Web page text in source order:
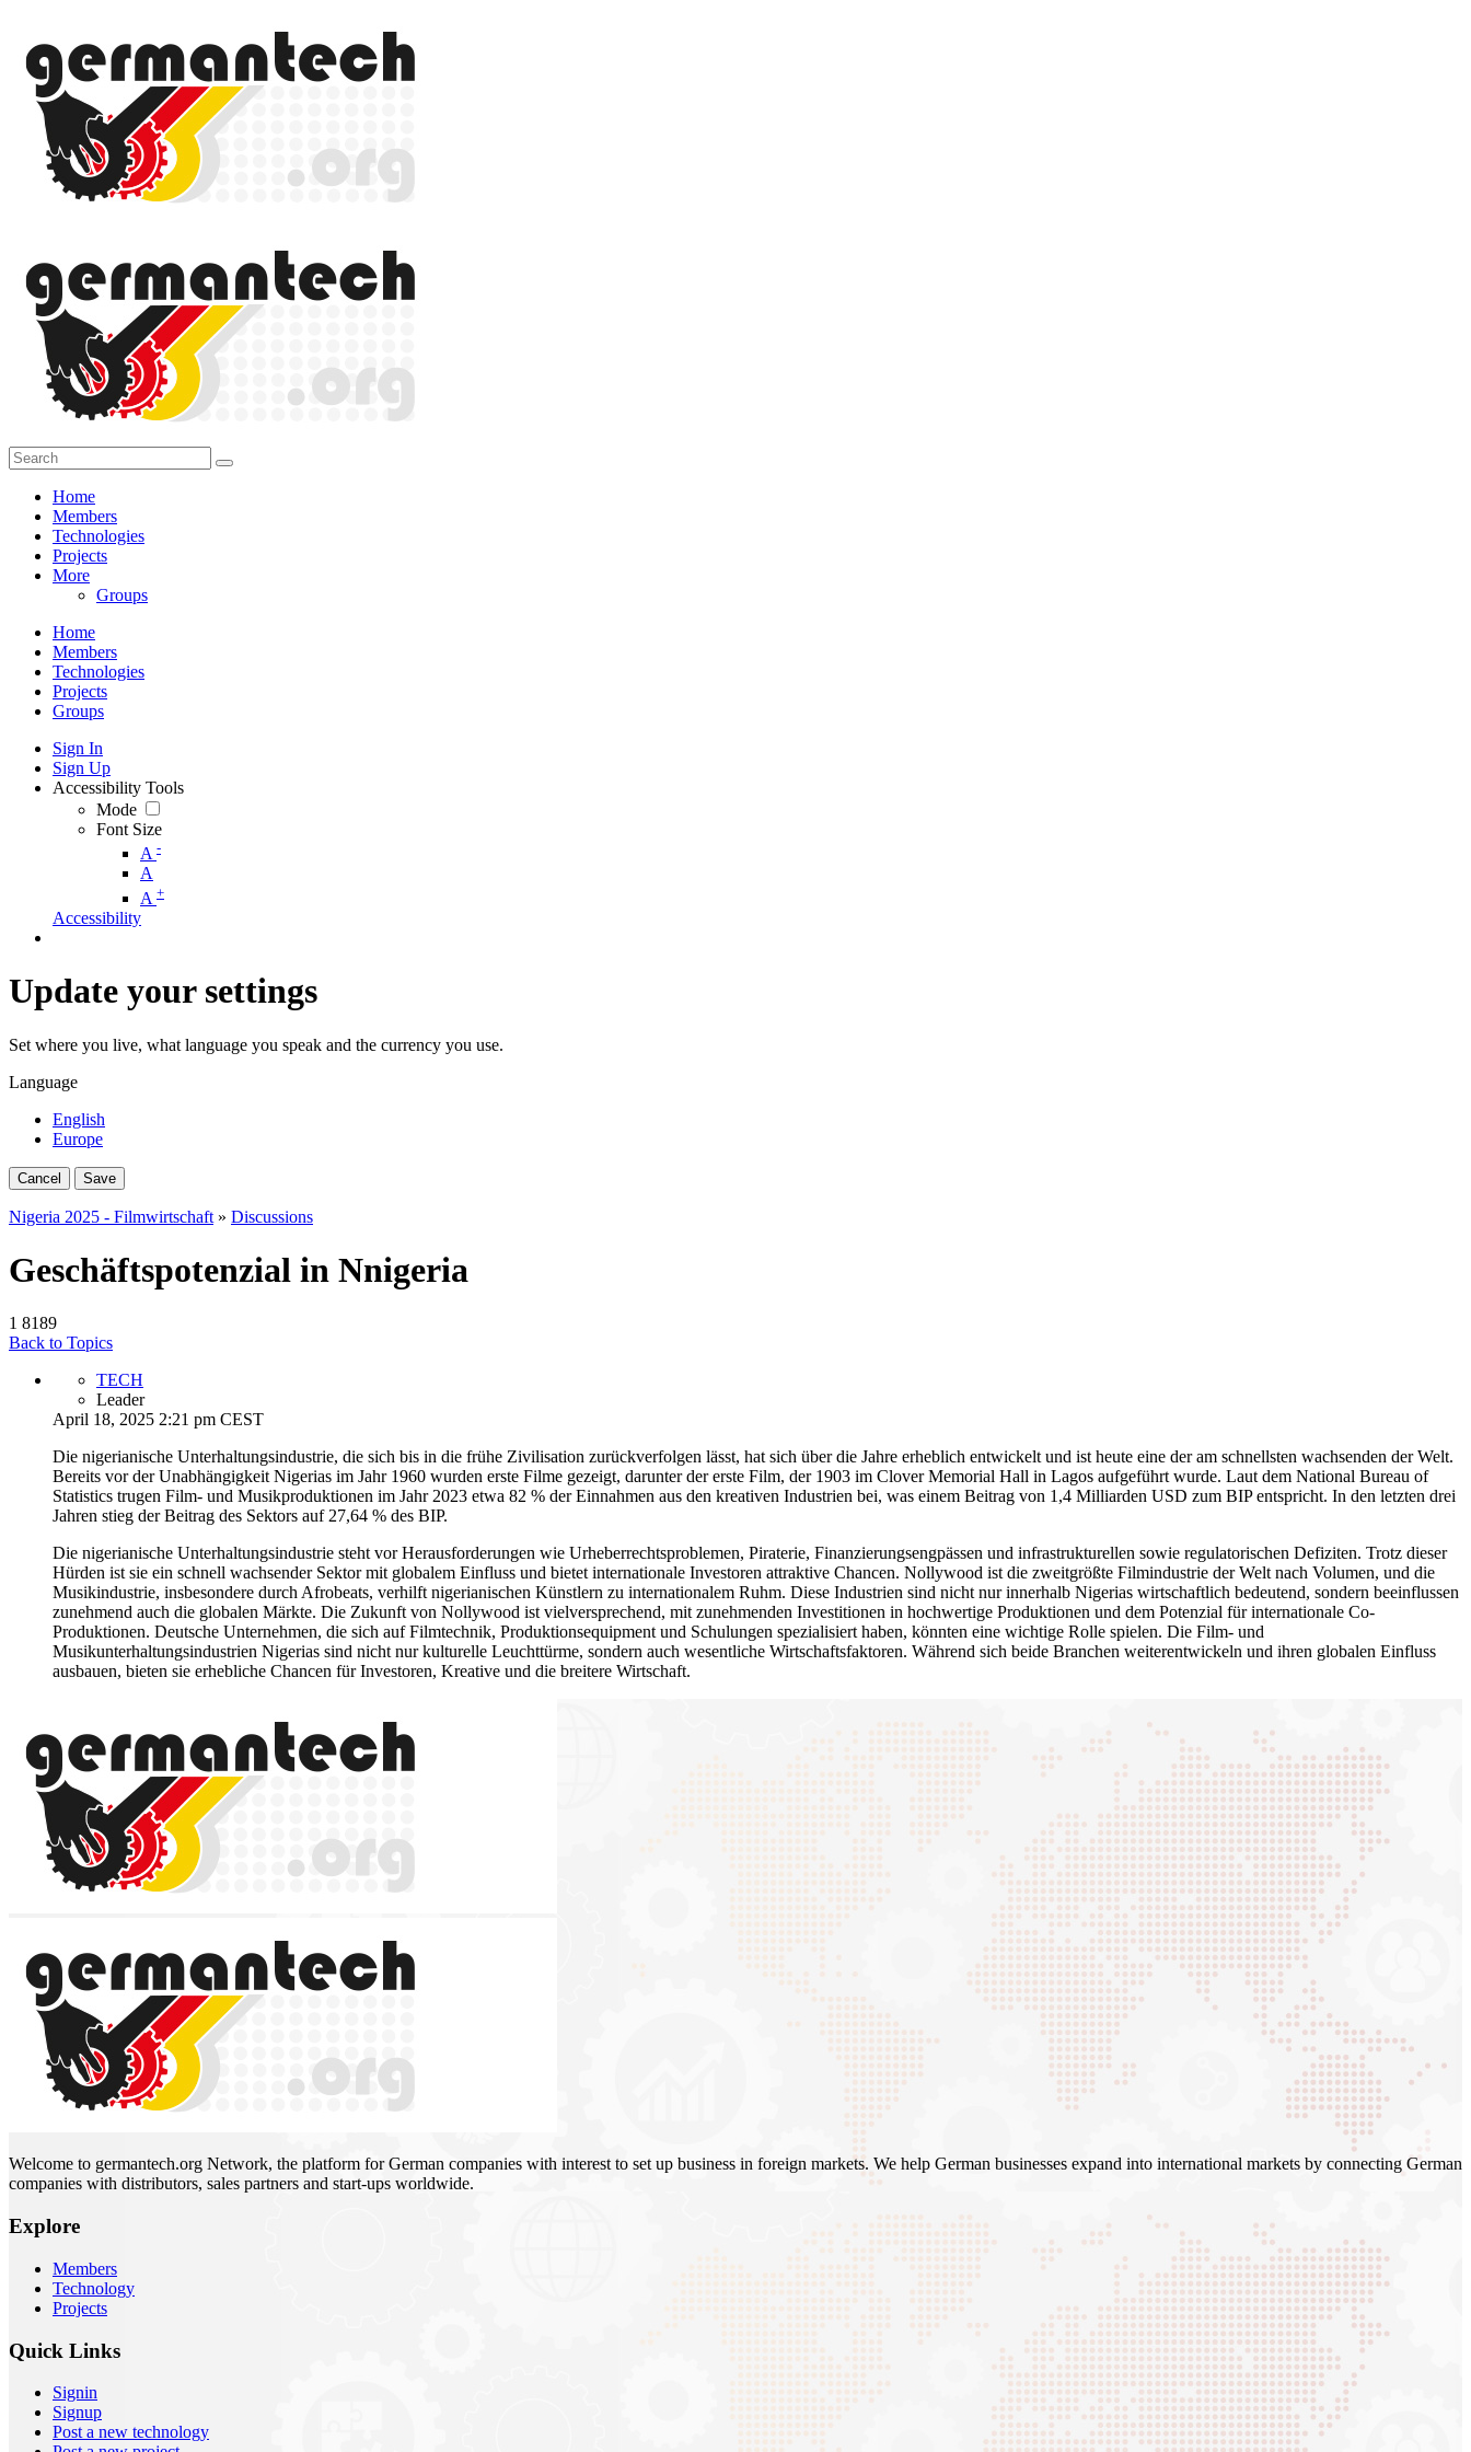
Home
Members
Technologies
Projects
More
Groups
Home
Members
Technologies
Projects
Groups
Sign In
Sign Up
Accessibility Tools
Mode
Font Size
A -
A
A +
Accessibility
Update your settings
Set where you live, what language you speak and the currency you use.
Language
English
Europe
Cancel Save
Nigeria 2025 - Filmwirtschaft » Discussions
Geschäftspotenzial in Nnigeria
1 8189
Back to Topics
TECH
Leader
April 18, 2025 2:21 pm CEST
Die nigerianische Unterhaltungsindustrie, die sich bis in die frühe Zivilisation zurückverfolgen lässt, hat sich über die Jahre erheblich entwickelt und ist heute eine der am schnellsten wachsenden der Welt.
Bereits vor der Unabhängigkeit Nigerias im Jahr 1960 wurden erste Filme gezeigt, darunter der erste Film, der 1903 im Clover Memorial Hall in Lagos aufgeführt wurde. Laut dem National Bureau of
Statistics trugen Film- und Musikproduktionen im Jahr 2023 etwa 82 % der Einnahmen aus den kreativen Industrien bei, was einem Beitrag von 1,4 Milliarden USD zum BIP entspricht. In den letzten drei
Jahren stieg der Beitrag des Sektors auf 27,64 % des BIP.
Die nigerianische Unterhaltungsindustrie steht vor Herausforderungen wie Urheberrechtsproblemen, Piraterie, Finanzierungsengpässen und infrastrukturellen sowie regulatorischen Defiziten. Trotz dieser
Hürden ist sie ein schnell wachsender Sektor mit globalem Einfluss und bietet internationale Investoren attraktive Chancen. Nollywood ist die zweitgrößte Filmindustrie der Welt nach Volumen, und die
Musikindustrie, insbesondere durch Afrobeats, verhilft nigerianischen Künstlern zu internationalem Ruhm. Diese Industrien sind nicht nur innerhalb Nigerias wirtschaftlich bedeutend, sondern beeinflussen
zunehmend auch die globalen Märkte. Die Zukunft von Nollywood ist vielversprechend, mit zunehmenden Investitionen in hochwertige Produktionen und dem Potenzial für internationale Co-
Produktionen. Deutsche Unternehmen, die sich auf Filmtechnik, Produktionsequipment und Schulungen spezialisiert haben, könnten eine wichtige Rolle spielen. Die Film- und
Musikunterhaltungsindustrien Nigerias sind nicht nur kulturelle Leuchttürme, sondern auch wesentliche Wirtschaftsfaktoren. Während sich beide Branchen weiterentwickeln und ihren globalen Einfluss
ausbauen, bieten sie erhebliche Chancen für Investoren, Kreative und die breitere Wirtschaft.
Welcome to germantech.org Network, the platform for German companies with interest to set up business in foreign markets. We help German businesses expand into international markets by connecting German
companies with distributors, sales partners and start-ups worldwide.
Explore
Members
Technology
Projects
Quick Links
Signin
Signup
Post a new technology